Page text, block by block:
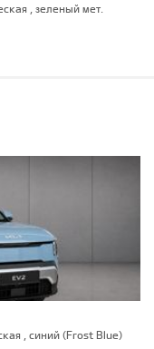
, зеленый мет.
, синий (Frost Blue)